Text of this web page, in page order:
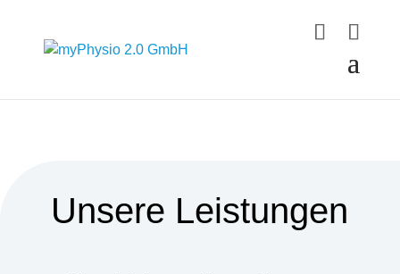
Unsere Leistungen